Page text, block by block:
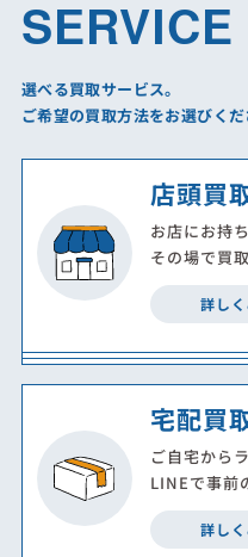
SERVICE
選べる買取サービス。
ご希望の買取方法をお選びくだ
店頭買
お店にお持
その場で買
詳し
宅配買
ご自宅から
LINEで事前
詳し